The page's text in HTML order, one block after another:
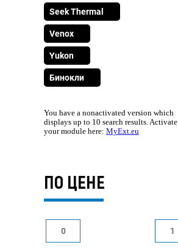
Seek Thermal
Venox
Yukon
Бинокли
You have a nonactivated version which
displays up to 10 search results. Activate
your module here: MyExt.eu
ПО ЦЕНЕ